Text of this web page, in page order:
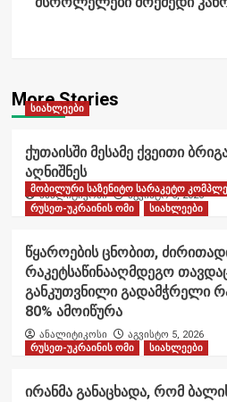
More Stories
სიახლეები
ქუთაისში მესამე ქვეითი
აღნიშნეს
ანალიტიკოსი აგვისტო 6, 2026
მობილური საზენიტო სარაკეტო
რუსეთ-უკრაინის ომი
სიახლეები
წყაროების ცნობით,
რაკეტსაწინააღმდეგო
განკუთვნილი გადამჭრელი
80% ამოიწურა
ანალიტიკოსი
აგვისტო 5, 2026
რუსეთ-უკრაინის ომი
სიახლეები
ირანმა განაცხადა, რომ